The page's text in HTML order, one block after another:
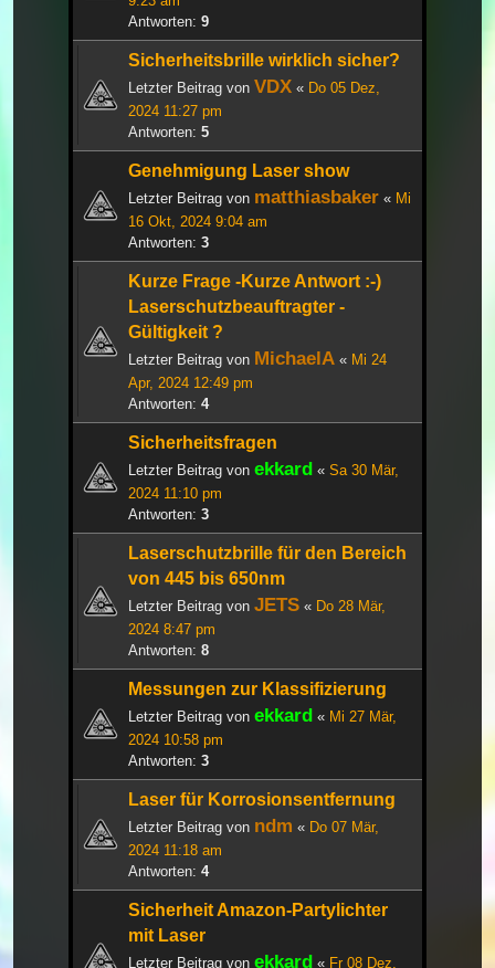
Antworten: 9
Sicherheitsbrille wirklich sicher?
Letzter Beitrag von VDX « Do 05 Dez,
2024 11:27 pm
Antworten: 5
Genehmigung Laser show
Letzter Beitrag von matthiasbaker « Mi
16 Okt, 2024 9:04 am
Antworten: 3
Kurze Frage -Kurze Antwort :-)
Laserschutzbeauftragter -
Gültigkeit ?
Letzter Beitrag von MichaelA « Mi 24
Apr, 2024 12:49 pm
Antworten: 4
Sicherheitsfragen
Letzter Beitrag von ekkard « Sa 30 Mär,
2024 11:10 pm
Antworten: 3
Laserschutzbrille für den Bereich
von 445 bis 650nm
Letzter Beitrag von JETS « Do 28 Mär,
2024 8:47 pm
Antworten: 8
Messungen zur Klassifizierung
Letzter Beitrag von ekkard « Mi 27 Mär,
2024 10:58 pm
Antworten: 3
Laser für Korrosionsentfernung
Letzter Beitrag von ndm « Do 07 Mär,
2024 11:18 am
Antworten: 4
Sicherheit Amazon-Partylichter
mit Laser
Letzter Beitrag von ekkard « Fr 08 Dez,